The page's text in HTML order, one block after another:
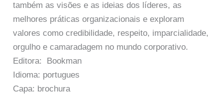
também as visões e as ideias dos líderes, as
melhores práticas organizacionais e exploram
valores como credibilidade, respeito, imparcialidade,
orgulho e camaradagem no mundo corporativo.
Editora: Bookman
Idioma: portugues
Capa: brochura